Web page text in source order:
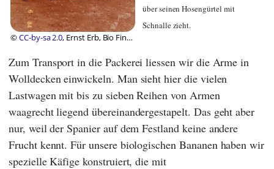
©CC-by-sa 2.0, Ernst Erb, Bio Finca
über seinen Hosengürtel mit
Schnalle zieht.
Zum Transport in die Packerei liessen wir die Arme in
Wolldecken einwickeln. Man sieht hier die vielen
Lastwagen mit bis zu sieben Reihen von Armen
waagrecht liegend übereinandergestapelt. Das geht aber
nur, weil der Spanier auf dem Festland keine andere
Frucht kennt. Für unsere biologischen Bananen haben wir
spezielle Käfige konstruiert, die mit